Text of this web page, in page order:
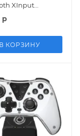
XInput
Nova Lite
Blue)
р
В КОРЗИНУ